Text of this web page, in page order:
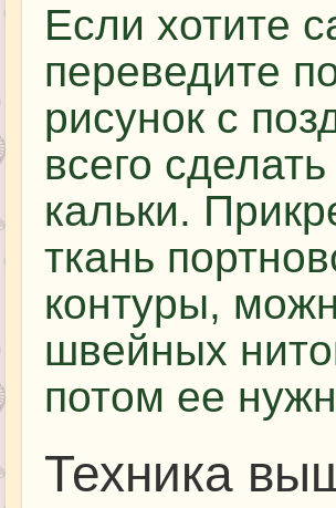
Если хотите
переведите
рисунок с
всего
кальки.
ткань
контуры,
швейных
потом ее
Техника